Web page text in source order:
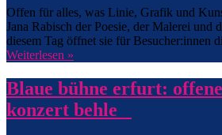
Offen für alles, was Linie, Grafik und
Jana Rabisch der Poesie, der Malerei und
diesem Tag öffnet sie für Besucher:innen
Weiterlesen »
Blaue bühne erfurt:
konzert behle